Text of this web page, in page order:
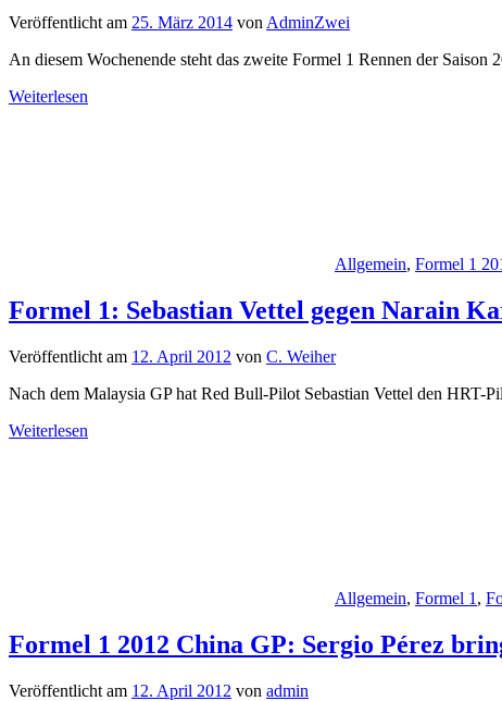
Veröffentlicht am 25. März 2014 von AdminZwei
An diesem Wochenende steht das zweite Formel 1 Rennen der
Weiterlesen
Allgemein, Formel 1
Formel 1: Sebastian Vettel gegen Narain
Veröffentlicht am 12. April 2012 von C. Weiher
Nach dem Malaysia GP hat Red Bull-Pilot Sebastian Vettel den HRT-
Weiterlesen
Allgemein, Formel 1 ,
Formel 1 2012 China GP: Sergio Pérez
Veröffentlicht am 12. April 2012 von admin